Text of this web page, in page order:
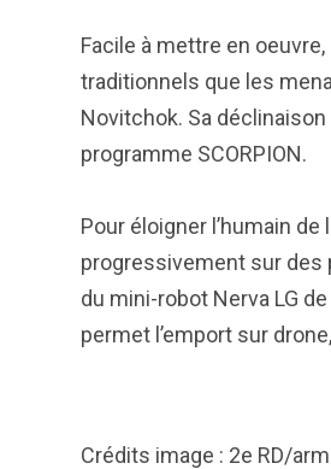
Facile à mettre en
traditionnels que les
Novitchok. Sa déclinaison
programme SCORPION.
Pour éloigner l’humain
progressivement sur des
du mini-robot Nerva LG
permet l’emport sur
Crédits image : 2e RD/